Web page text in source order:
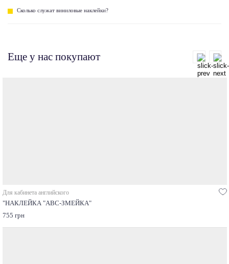
Сколько служат виниловые наклейки?
Еще у нас покупают
Для кабинета английского
"НАКЛЕЙКА "ABC-ЗМЕЙКА"
755 грн